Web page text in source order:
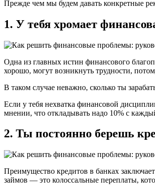
Прежде чем мы будем давать конкретные
1. У тебя хромает
Одна из главных истин финансового
хорошо, могут возникнуть трудности,
В таком случае неважно, сколько ты
Если у тебя нехватка финансовой
мнении, что откладывать надо 10% с
2. Ты постоянно берешь
Преимущество кредитов в банках
займов — это колоссальные переплаты,